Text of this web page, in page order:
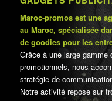
Maroc-promos est une
au Maroc, spécialisée
de goodies pour les
Grâce à une large gamme
promotionnels, nous
stratégie de
Notre activité repose sur